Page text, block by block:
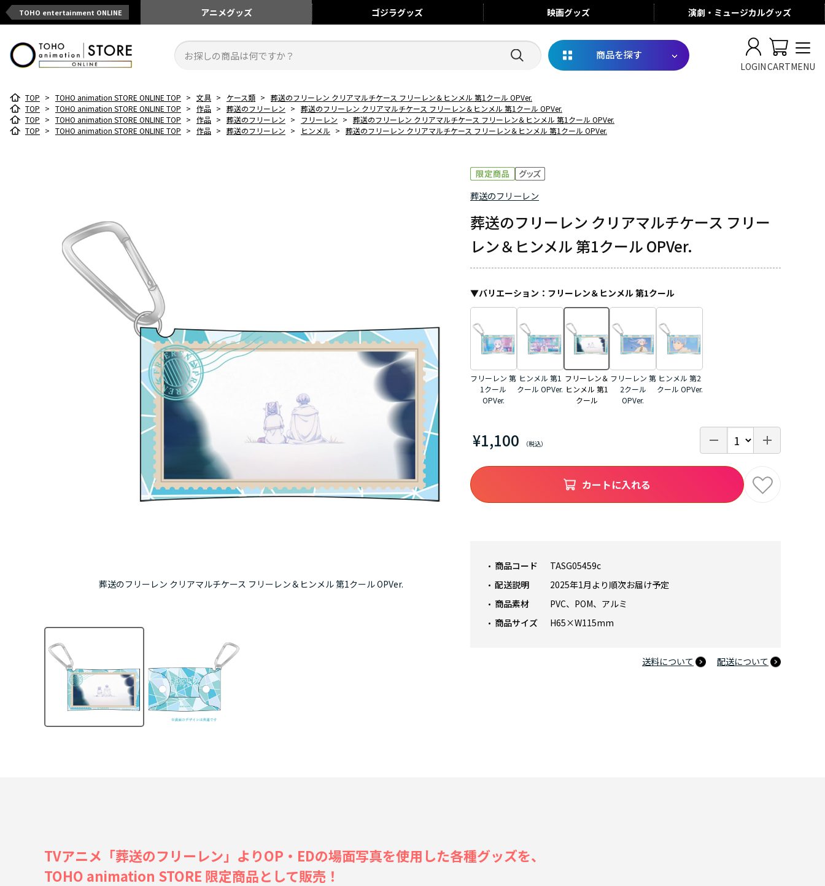
TOHO entertainment ONLINE アニメグッズ ゴジラグッズ 映画グッズ 演劇・ミュージカルグッズ
商品を探す
LOGINCARTMENU
TOP > TOHO animation STORE ONLINE TOP > 文具 > ケース類 > 葬送のフリーレン クリアマルチケース フリーレン＆ヒンメル 第1クール OPVer.
TOP > TOHO animation STORE ONLINE TOP > 作品 > 葬送のフリーレン > 葬送のフリーレン クリアマルチケース フリーレン＆ヒンメル 第1クール OPVer.
TOP > TOHO animation STORE ONLINE TOP > 作品 > 葬送のフリーレン > フリーレン > 葬送のフリーレン クリアマルチケース フリーレン＆ヒンメル 第1クール OPVer.
TOP > TOHO animation STORE ONLINE TOP > 作品 > 葬送のフリーレン > ヒンメル > 葬送のフリーレン クリアマルチケース フリーレン＆ヒンメル 第1クール OPVer.
葬送のフリーレン クリアマルチケース フリーレン＆ヒンメル 第1クール OPVer. 葬送のフリーレン クリアマルチケース フリーレン＆ヒンメル 第1クール OPVer.
葬送のフリーレン
葬送のフリーレン クリアマルチケース フリー
レン＆ヒンメル 第1クール OPVer.
¥1,100
商品コード
TASG05459c
配送説明
2025年1月より順次お届け予定
商品素材
PVC、POM、アルミ
商品サイズ
H65×W115mm
送料について 配送について
▼バリエーション ： フリーレン＆ヒンメル 第1クール
フリーレン 第
1クール
OPVer.
ヒンメル 第1
クール OPVer.
フリーレン＆
ヒンメル 第1
クール
フリーレン 第
2クール
OPVer.
ヒンメル 第2
クール OPVer.
カートに入れる
TVアニメ「葬送のフリーレン」よりOP・EDの場面写真を使用した各種グッズを、
TOHO animation STORE 限定商品として販売！